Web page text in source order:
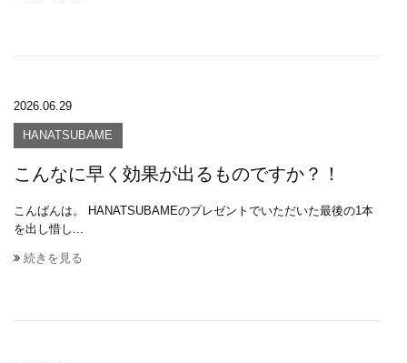
2026.06.29
HANATSUBAME
こんなに早く効果が出るものですか？！
こんばんは。 HANATSUBAMEのプレゼントでいただいた最後の1本
を出し惜し...
続きを見る